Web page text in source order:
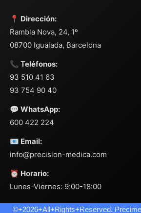
📍 Dirección:
Rambla Nova, 24, 1º
08700 Igualada, Barcelona
📞 Teléfonos:
93 510 41 63
93 754 90 40
💬 WhatsApp:
600 422 224
📧 Email:
info@precision-medica.com
⏰ Horario:
Lunes-Viernes: 9:00-18:00
©+2026+All+Rights+Reserved.